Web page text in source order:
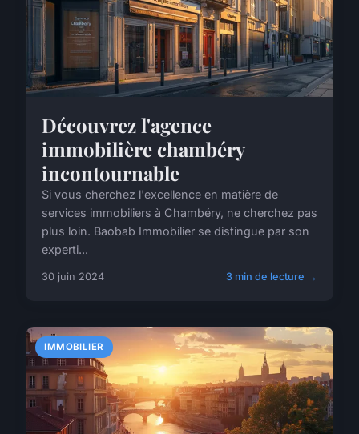
Découvrez l'agence
immobilière chambéry
incontournable
Si vous cherchez l'excellence en matière de
services immobiliers à Chambéry, ne cherchez pas
plus loin. Baobab Immobilier se distingue par son
experti...
30 juin 2024 3 min de lecture →
IMMOBILIER